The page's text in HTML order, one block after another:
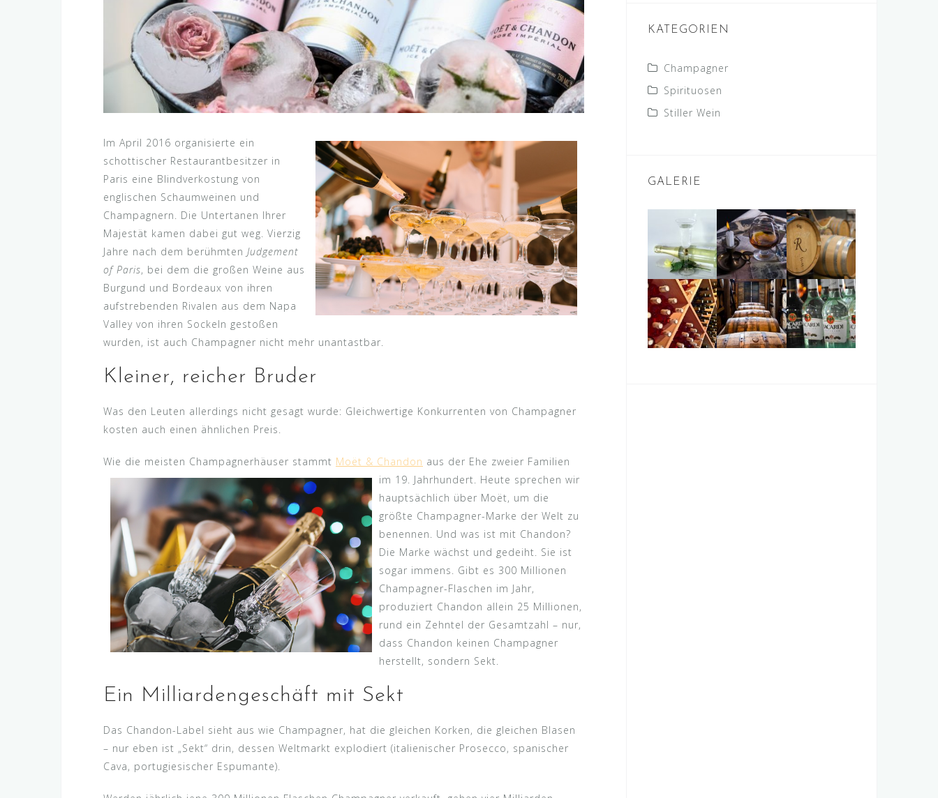
Im April 2016 organisierte ein
schottischer Restaurantbesitzer in
Paris eine Blindverkostung von
englischen Schaumweinen und
Champagnern. Die Untertanen Ihrer
Majestät kamen dabei gut weg. Vierzig
Jahre nach dem berühmten Judgement
of Paris, bei dem die großen Weine aus
Burgund und Bordeaux von ihren
aufstrebenden Rivalen aus dem Napa
Valley von ihren Sockeln gestoßen
wurden, ist auch Champagner nicht mehr unantastbar.
Kleiner, reicher Bruder
Was den Leuten allerdings nicht gesagt wurde: Gleichwertige Konkurrenten von Champagner
kosten auch einen ähnlichen Preis.
Wie die meisten Champagnerhäuser stammt Moët & Chandon aus der Ehe zweier Familien
im 1 9. Jahrhundert. Heute sprechen wir
hauptsächlich über Moët, um die
größte Champagner-Marke der Welt zu
benennen. Und was ist mit Chandon?
Die Marke wächst und gedeiht. Sie ist
sogar immens. Gibt es 300 Millionen
Champagner-Flaschen im Jahr,
produziert Chandon allein 25 Millionen,
rund ein Zehntel der Gesamtzahl – nur,
dass Chandon keinen Champagner
herstellt, sondern Sekt.
Ein Milliardengeschäft mit Sekt
Das Chandon-Label sieht aus wie Champagner, hat die gleichen Korken, die gleichen Blasen
– nur eben ist „Sekt“ drin, dessen Weltmarkt explodiert (italienischer Prosecco, spanischer
Cava, portugiesischer Espumante).
KATEGORIEN
Champagner
Spirituosen
Stiller Wein
GALERIE